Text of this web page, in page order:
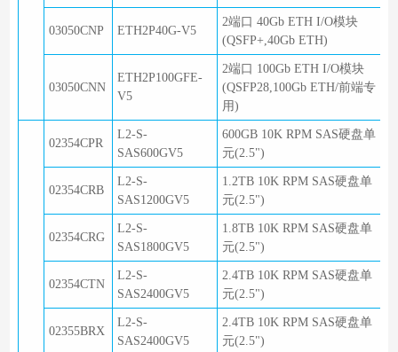
03050CNP ETH2P40G-V5
2端口 40Gb ETH I/O模块
(QSFP+,40Gb ETH)
03050CNN
ETH2P100GFE-
V5
2端口 100Gb ETH I/O模块
(QSFP28,100Gb ETH/前端专
用)
02354CPR
L2-S-
SAS600GV5
600GB 10K RPM SAS硬盘单
元(2.5")
02354CRB
L2-S-
SAS1200GV5
1.2TB 10K RPM SAS硬盘单
元(2.5")
02354CRG
L2-S-
SAS1800GV5
1.8TB 10K RPM SAS硬盘单
元(2.5")
02354CTN
L2-S-
SAS2400GV5
2.4TB 10K RPM SAS硬盘单
元(2.5")
02355BRX
L2-S-
SAS2400GV5
2.4TB 10K RPM SAS硬盘单
元(2.5")